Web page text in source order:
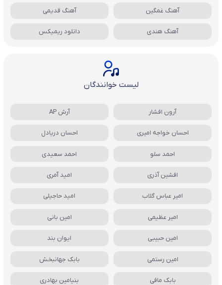
آهنگ غمگین آهنگ قدیمی
آهنگ هندی دانلود ریمیکس
لیست خوانندگان
آرون افشار آرش AP
احسان خواجه امیری احسان دریادل
احمد سلو احمد سعیدی
افشین آذری امید آمری
امیر عباس گلاب امید حاجیلی
امیر عظیمی امین بانی
امین حبیبی ایوان بند
امین رستمی بابک جهانبخش
بابک مافی بنیامین بهادری